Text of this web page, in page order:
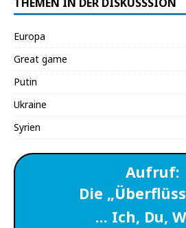
Europa
Great game
Putin
Ukraine
Syrien
Aufruf:
Die
… Ich, Du,